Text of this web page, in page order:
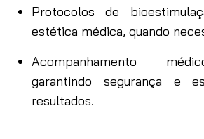
Protocolos de
estética médica, quando
Acompanhamento
garantindo segurança e
resultados.